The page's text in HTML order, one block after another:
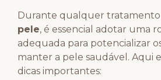
Durante qualquer tratamento
pele, é essencial adotar uma
adequada para potencializar
manter a pele saudável. Aqui
dicas importantes: